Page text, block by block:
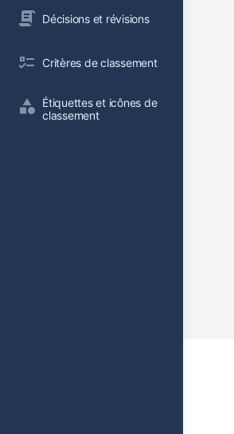
Décisions et révisions
Critères de classement
Étiquettes et icônes de
classement